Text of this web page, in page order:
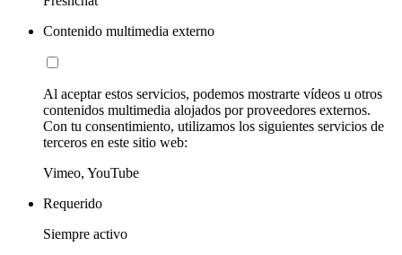
Contenido multimedia externo
Al aceptar estos servicios, podemos mostrarte vídeos u otros
contenidos multimedia alojados por proveedores externos.
Con tu consentimiento, utilizamos los siguientes servicios de
terceros en este sitio web:
Vimeo, YouTube
Requerido
Siempre activo